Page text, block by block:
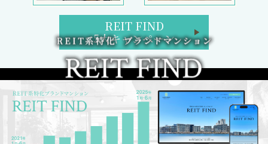
REIT FIND
5大キャンペーン